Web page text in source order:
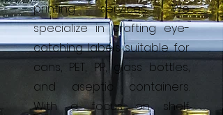
printing services. We
specialize in crafting eye-
catching labels suitable for
cans, PET, PP, glass bottles,
and aseptic containers.
With a focus on shelf